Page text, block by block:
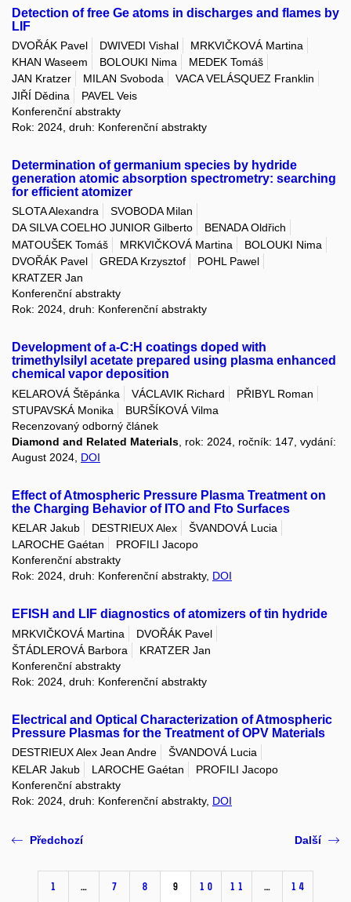
Detection of free Ge atoms in discharges and flames by
LIF
DVOŘÁK Pavel DWIVEDI Vishal
MRKVIČKOVÁ Martina
KHAN Waseem
BOLOUKI Nima
MEDEK Tomáš
JAN Kratzer
MILAN Svoboda
VACA VELÁSQUEZ Franklin
JIŘÍ Dědina
PAVEL Veis
Konferenční abstrakty
Rok: 2024, druh: Konferenční abstrakty
Determination of germanium species by hydride
generation atomic absorption spectrometry: searching
for efficient atomizer
SLOTA Alexandra
SVOBODA Milan
DA SILVA COELHO JUNIOR Gilberto
BENADA Oldřich
MATOUŠEK Tomáš
MRKVIČKOVÁ Martina
BOLOUKI Nima
DVOŘÁK Pavel
GREDA Krzysztof
POHL Pawel
KRATZER Jan
Konferenční abstrakty
Rok: 2024, druh: Konferenční abstrakty
Development of a-C:H coatings doped with
trimethylsilyl acetate prepared using plasma enhanced
chemical vapor deposition
KELAROVÁ Štěpánka VÁCLAVIK Richard
PŘIBYL Roman
STUPAVSKÁ Monika
BURŠÍKOVÁ Vilma
Recenzovaný odborný článek
Diamond and Related Materials , rok: 2024, ročník: 147, vydání:
August 2024, DOI
Effect of Atmospheric Pressure Plasma Treatment on
the Charging Behavior of ITO and Fto Surfaces
KELAR Jakub DESTRIEUX Alex
ŠVANDOVÁ Lucia
LAROCHE Gaétan
PROFILI Jacopo
Konferenční abstrakty
Rok: 2024, druh: Konferenční abstrakty, DOI
EFISH and LIF diagnostics of atomizers of tin hydride
MRKVIČKOVÁ Martina
DVOŘÁK Pavel
ŠTÁDLEROVÁ Barbora
KRATZER Jan
Konferenční abstrakty
Rok: 2024, druh: Konferenční abstrakty
Electrical and Optical Characterization of Atmospheric
Pressure Plasmas for the Treatment of OPV Materials
DESTRIEUX Alex Jean Andre
ŠVANDOVÁ Lucia
KELAR Jakub
LAROCHE Gaétan
PROFILI Jacopo
Konferenční abstrakty
Rok: 2024, druh: Konferenční abstrakty, DOI
Předchozí
1 … 7 8 9 10 11 … 14
Další